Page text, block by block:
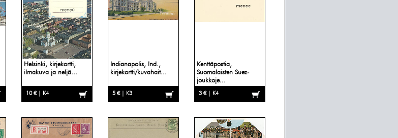
Helsinki, kirjekortti,
ilmakuva ja neljä...
10 € | K4
Indianapolis, Ind.,
kirjekortti/kuvahait...
5 € | K3
Kenttäpostia,
Suomalaisten Suez-
joukkoje...
3 € | K4